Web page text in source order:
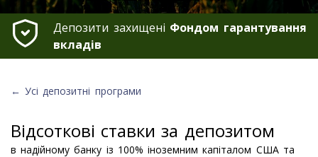
Депозити захищені Фондом гарантування
вкладів
← Усі депозитні програми
Відсоткові ставки за депозитом
в надійному банку із 100% іноземним капіталом США та